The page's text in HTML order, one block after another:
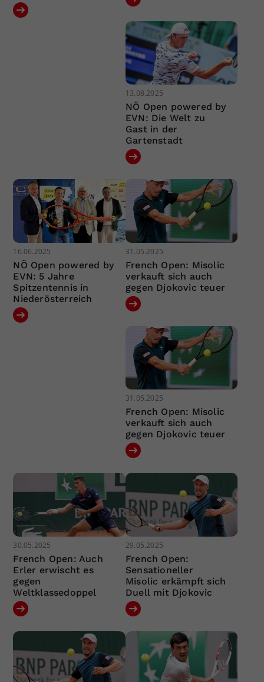
13.08.2025
NÖ Open powered by
EVN: Die Welt zu
Gast in der
Gartenstadt
16.06.2025
NÖ Open powered by
EVN: 5 Jahre
Spitzentennis in
Niederösterreich
31.05.2025
French Open: Misolic
verkauft sich auch
gegen Djokovic teuer
31.05.2025
French Open: Misolic
verkauft sich auch
gegen Djokovic teuer
30.05.2025
French Open: Auch
Erler erwischt es
gegen
Weltklassedoppel
29.05.2025
French Open:
Sensationeller
Misolic erkämpft sich
Duell mit Djokovic